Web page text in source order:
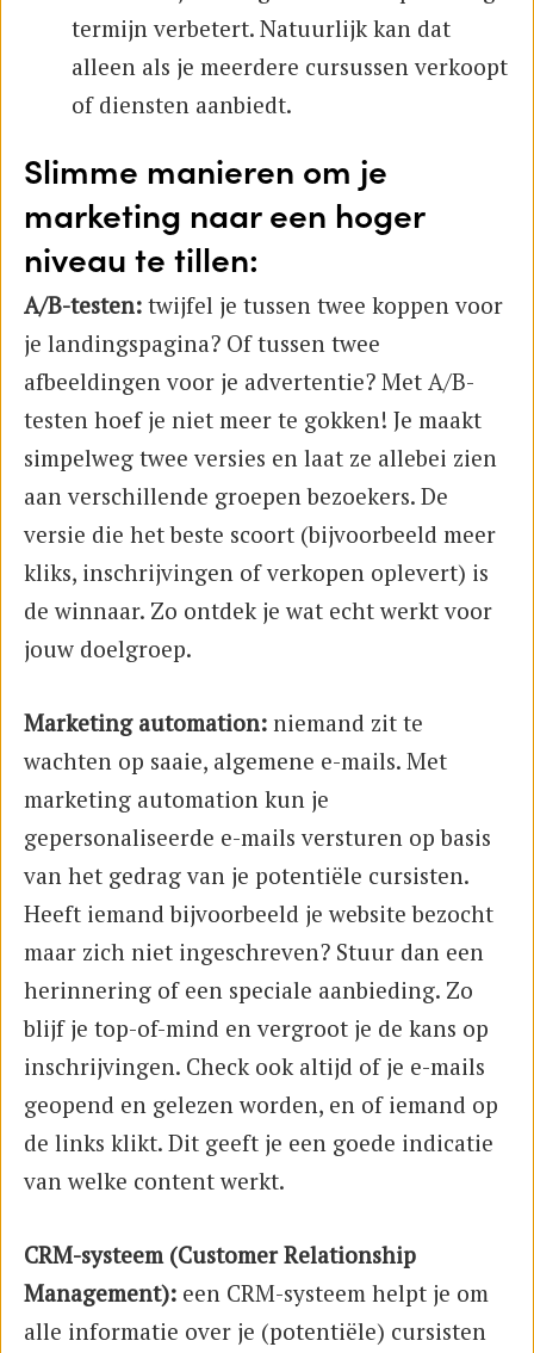
termijn verbetert. Natuurlijk kan dat
alleen als je meerdere cursussen verkoopt
of diensten aanbiedt.
Slimme manieren om je
marketing naar een hoger
niveau te tillen:
A/B-testen: twijfel je tussen twee koppen voor
je landingspagina? Of tussen twee
afbeeldingen voor je advertentie? Met A/B-
testen hoef je niet meer te gokken! Je maakt
simpelweg twee versies en laat ze allebei zien
aan verschillende groepen bezoekers. De
versie die het beste scoort (bijvoorbeeld meer
kliks, inschrijvingen of verkopen oplevert) is
de winnaar. Zo ontdek je wat echt werkt voor
jouw doelgroep.
Marketing automation: niemand zit te
wachten op saaie, algemene e-mails. Met
marketing automation kun je
gepersonaliseerde e-mails versturen op basis
van het gedrag van je potentiële cursisten.
Heeft iemand bijvoorbeeld je website bezocht
maar zich niet ingeschreven? Stuur dan een
herinnering of een speciale aanbieding. Zo
blijf je top-of-mind en vergroot je de kans op
inschrijvingen. Check ook altijd of je e-mails
geopend en gelezen worden, en of iemand op
de links klikt. Dit geeft je een goede indicatie
van welke content werkt.
CRM-systeem (Customer Relationship
Management): een CRM-systeem helpt je om
alle informatie over je (potentiële) cursisten